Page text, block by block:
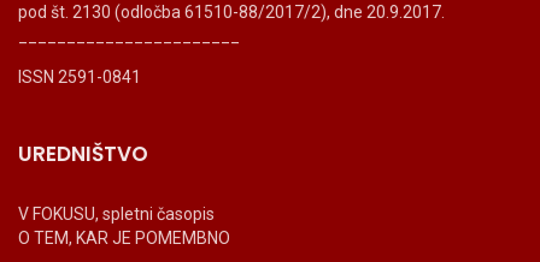
pod št. 2130 (odločba 61510-88/2017/2), dne 20.9.2017.
ISSN 2591-0841
UREDNIŠTVO
V FOKUSU, spletni časopis
O TEM, KAR JE POMEMBNO